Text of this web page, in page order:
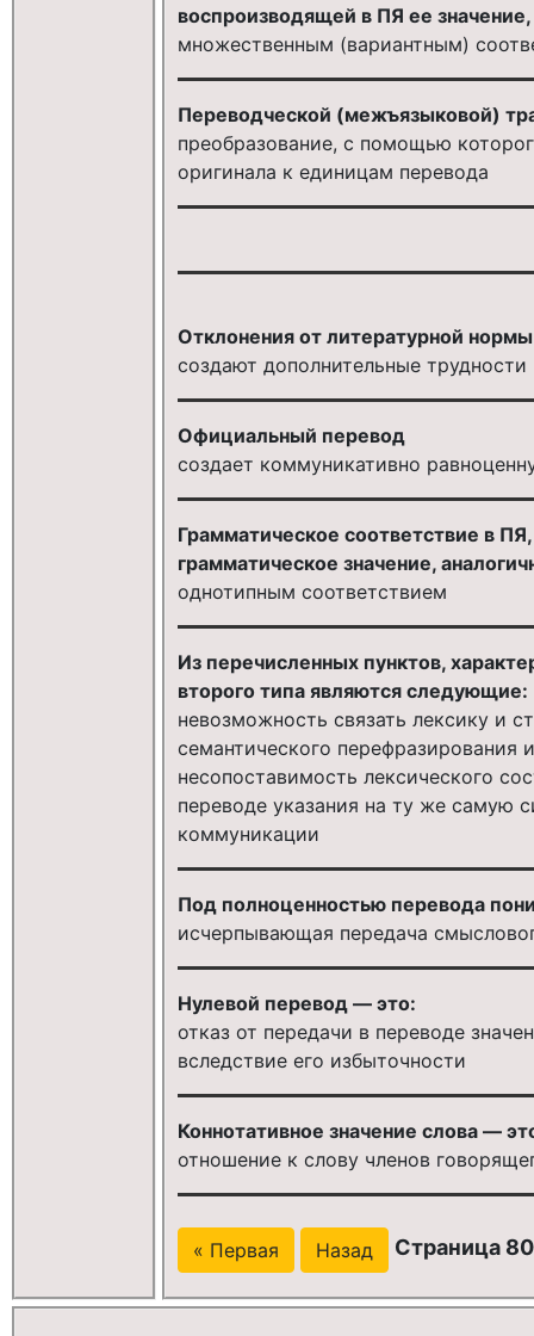
воспроизводящей в ПЯ ее значение,
множественным (вариантным)
Переводческой (межъязыковой)
преобразование, с помощью
оригинала к единицам перевода
Отклонения от литературной
создают дополнительные трудности
Официальный перевод
создает коммуникативно
Грамматическое соответствие в
грамматическое значение,
однотипным соответствием
Из перечисленных пунктов,
второго типа являются следующие:
невозможность связать лексику и
семантического перефразирования
несопоставимость лексического
переводе указания на ту же самую
коммуникации
Под полноценностью перевода
исчерпывающая передача
Нулевой перевод — это:
отказ от передачи в переводе
вследствие его избыточности
Коннотативное значение слова —
отношение к слову членов
« Первая Назад Страница